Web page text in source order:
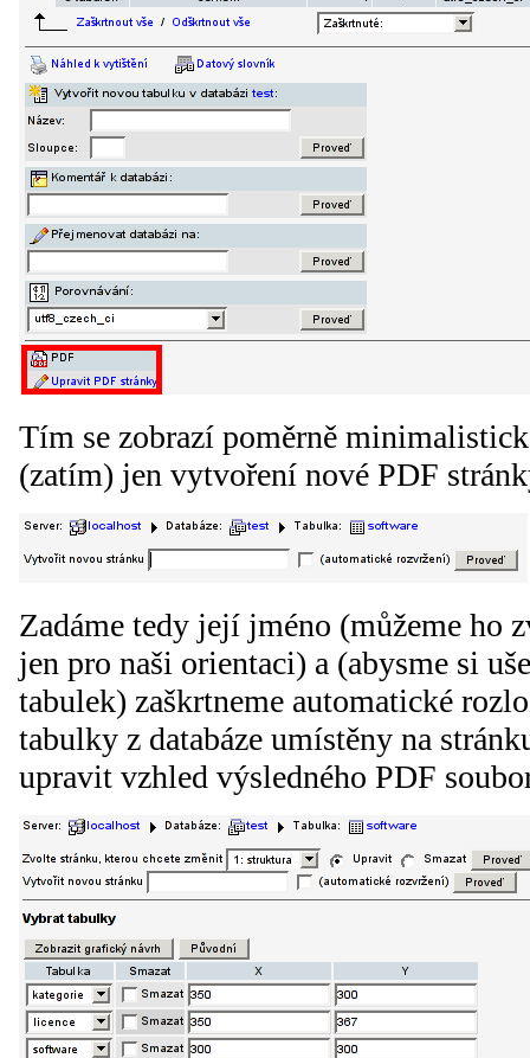
Tím se zobrazí poměrně
(zatím) jen vytvoření nové PDF
Zadáme tedy její jméno (můžeme ho
jen pro naši orientaci) a (abysme si
tabulek) zaškrtneme automatické
tabulky z databáze umístěny na
upravit vzhled výsledného PDF